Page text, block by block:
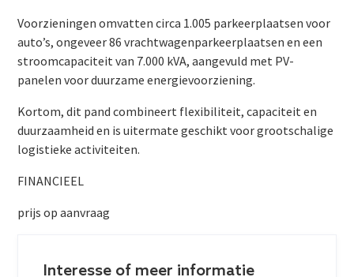
Voorzieningen omvatten circa 1.005 parkeerplaatsen voor
auto’s, ongeveer 86 vrachtwagenparkeerplaatsen en een
stroomcapaciteit van 7.000 kVA, aangevuld met PV-
panelen voor duurzame energievoorziening.
Kortom, dit pand combineert flexibiliteit, capaciteit en
duurzaamheid en is uitermate geschikt voor grootschalige
logistieke activiteiten.
FINANCIEEL
prijs op aanvraag
Interesse of meer informatie